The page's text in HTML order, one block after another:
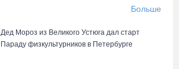
Больше
Дед Мороз из Великого Устюга дал старт
Параду физкультурников в Петербурге